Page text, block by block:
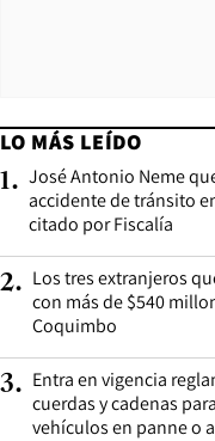
LO MÁS LEÍDO
1. José Antonio Neme
accidente de tránsito
citado por Fiscalía
2. Los tres extranjeros
con más de $540
Coquimbo
3. Entra en vigencia
cuerdas y cadenas
vehículos en panne o